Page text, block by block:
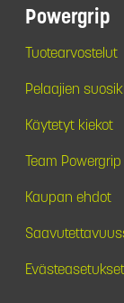
Powergrip
Tuotearvostelut
Pelaajien
Käytetyt kiekot
Team Powergrip
Kaupan ehdot
Evästeasetukset